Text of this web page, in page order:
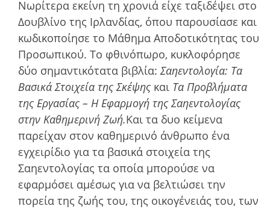
Νωρίτερα εκείνη τη χρονιά είχε ταξιδέψει στο
Δουβλίνο της Ιρλανδίας, όπου παρουσίασε και
κωδικοποίησε το Μάθηµα Αποδοτικότητας του
Προσωπικού. Το φθινόπωρο, κυκλοφόρησε
δύο σημαντικότατα βιβλία:Σαηεντολογία: Τα
Βασικά Στοιχεία της Σκέψης και Τα Προβλήµατα
της Εργασίας – Η Εφαρµογή της Σαηεντολογίας
στην Καθηµερινή Ζωή.Και τα δυο κείµενα
παρείχαν στον καθηµερινό άνθρωπο ένα
εγχειρίδιο για τα βασικά στοιχεία της
Σαηεντολογίας τα οποία µπορούσε να
εφαρµόσει αµέσως για να βελτιώσει την
πορεία της ζωής του, της οικογένειάς του, των